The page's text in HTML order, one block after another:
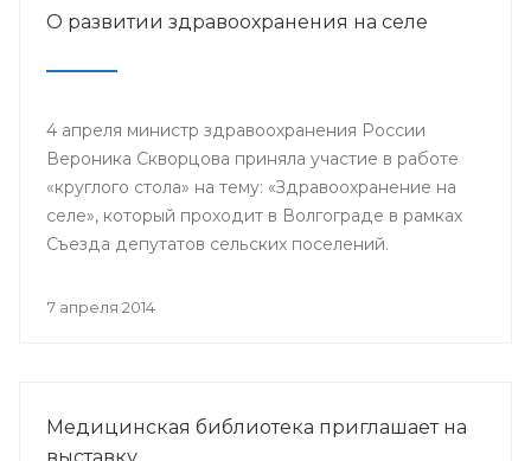
О развитии здравоохранения на селе
4 апреля министр здравоохранения России
Вероника Скворцова приняла участие в работе
«круглого стола» на тему: «Здравоохранение на
селе», который проходит в Волгограде в рамках
Съезда депутатов сельских поселений.
7 апреля 2014
Медицинская библиотека приглашает на